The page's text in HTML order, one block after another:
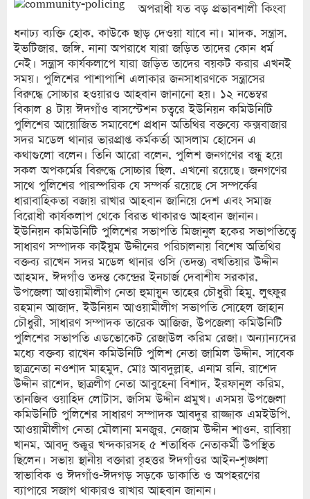
অপরাধী যত বড় প্রভাবশালী কিংবা
ধনাঢ্য ব্যক্তি হোক, কাউকে ছাড় দেওয়া যাবে না। মাদক, সন্ত্রাস,
ইভটিজার, জঙ্গি, নানা অপরাধে যারা জড়িত তাদের কোন ধর্ম
নেই। সন্ত্রাস কার্যকলাপে যারা জড়িত তাদের বয়কট করার এখনই
সময়। পুলিশের পাশাপাশি এলাকার জনসাধারণকে সন্ত্রাসের
বিরুদ্ধে সোচ্চার হওয়ারও আহবান জানানো হয়। ১২ নভেম্বর
বিকাল ৪ টায় ঈদগাঁও বাসস্টেশন চত্বরে ইউনিয়ন কমিউনিটি
পুলিশের আয়োজিত সমাবেশে প্রধান অতিথির বক্তব্যে কক্সবাজার
সদর মডেল থানার ভারপ্রাপ্ত কর্মকর্তা আসলাম হোসেন এ
কথাগুলো বলেন। তিনি আরো বলেন, পুলিশ জনগণের বন্ধু হয়ে
সকল অপকর্মের বিরুদ্ধে সোচ্চার ছিল, এখনো রয়েছে। জনগণের
সাথে পুলিশের পারস্পরিক যে সম্পর্ক রয়েছে সে সম্পর্কের
ধারাবাহিকতা বজায় রাখার আহবান জানিয়ে দেশ এবং সমাজ
বিরোধী কার্যকলাপ থেকে বিরত থাকারও আহবান জানান।
ইউনিয়ন কমিউনিটি পুলিশের সভাপতি মিজানুল হকের সভাপতিত্বে
সাধারণ সম্পাদক কাইয়ুম উদ্দীনের পরিচালনায় বিশেষ অতিথির
বক্তব্য রাখেন সদর মডেল থানার ওসি (তদন্ত) বখতিয়ার উদ্দীন
আহমদ, ঈদগাঁও তদন্ত কেন্দ্রের ইনচার্জ দেবাশীষ সরকার,
উপজেলা আওয়ামীলীগ নেতা হুমায়ুন তাহের চৌধুরী হিমু, লুৎফুর
রহমান আজাদ, ইউনিয়ন আওয়ামীলীগ সভাপতি সোহেল জাহান
চৌধুরী, সাধারণ সম্পাদক তারেক আজিজ, উপজেলা কমিউনিটি
পুলিশের সভাপতি এডভোকেট রেজাউল করিম রেজা। অন্যান্যদের
মধ্যে বক্তব্য রাখেন কমিউনিটি পুলিশ নেতা জামিল উদ্দীন, সাবেক
ছাত্রনেতা নওশাদ মাহমুদ, মোঃ আবদুল্লাহ, এনাম রনি, রাশেদ
উদ্দীন রাশেদ, ছাত্রলীগ নেতা আবুহেনা বিশাদ, ইরফানুল করিম,
তানজিব ওয়াহিদ লোটাস, জসিম উদ্দীন প্রমুখ। এসময় উপজেলা
কমিউনিটি পুলিশের সাধারণ সম্পাদক আবদুর রাজ্জাক এমইউপি,
আওয়ামীলীগ নেতা মৌলানা মনজুর, নেজাম উদ্দীন শাওন, রাবিয়া
খানম, আবদু শুক্কুর খন্দকারসহ ৫ শতাধিক নেতাকর্মী উপস্থিত
ছিলেন। সভায় স্থানীয় বক্তারা বৃহত্তর ঈদগাঁওর আইন-শৃঙ্খলা
স্বাভাবিক ও ঈদগাঁও-ঈদগড় সড়কে ডাকাতি ও অপহরণের
ব্যাপারে সজাগ থাকারও রাখার আহবান জানান।